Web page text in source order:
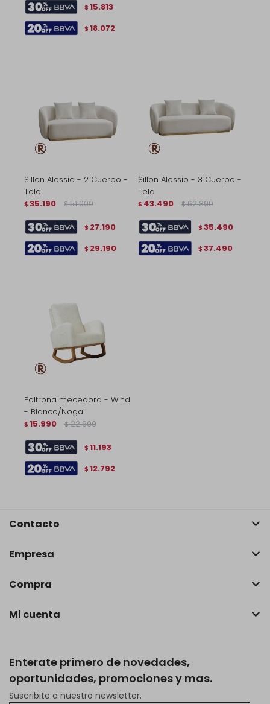
$ 15.813
$ 18.072
Sillon Alessio - 2 Cuerpo -
Tela
$ 35.190 $ 51.000
$ 27.190
$ 29.190
Sillon Alessio - 3 Cuerpo -
Tela
$ 43.490 $ 62.890
$ 35.490
$ 37.490
Poltrona mecedora - Wind
- Blanco/Nogal
$ 15.990 $ 22.600
$ 11.193
$ 12.792
Enterate primero de novedades,
oportunidades, promociones y mas.
Suscribite a nuestro newsletter.
Contacto
Empresa
Compra
Mi cuenta